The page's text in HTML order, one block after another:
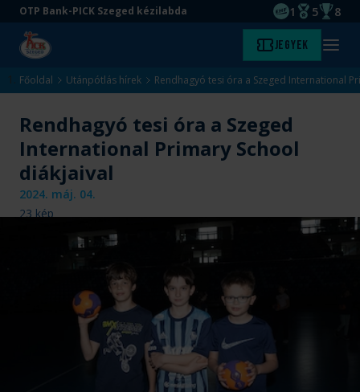
Ugrás
tartalomra
Ugrás
aljára
OTP Bank-PICK Szeged kézilabda
EHF
1
Magyar
5 8
Kezdőlap Jegyek Menü
Főoldal Utánpótlás hírek Rendhagyó tesi óra a Szeged International
Rendhagyó tesi óra a Szeged
International Primary School
diákjaival
2024. máj. 04.
23kép